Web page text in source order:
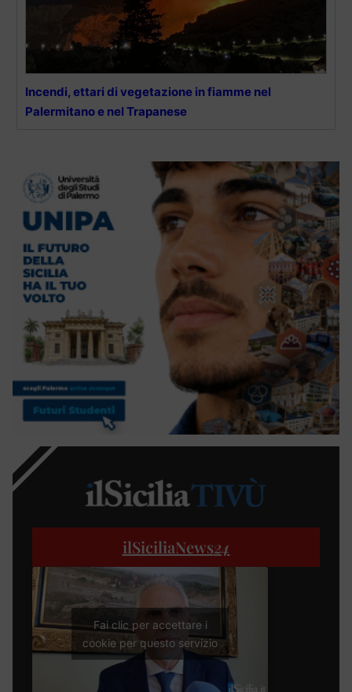
Incendi, ettari di vegetazione in fiamme nel
Palermitano e nel Trapanese
ilSiciliaNews24
Fai clic per accettare i
cookie per questo servizio